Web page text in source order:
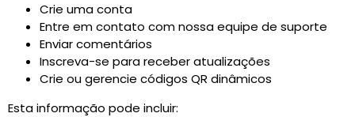
Crie uma conta
Entre em contato com nossa equipe de suporte
Enviar comentários
Inscreva-se para receber atualizações
Crie ou gerencie códigos QR dinâmicos
Esta informação pode incluir: